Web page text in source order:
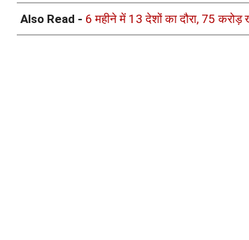
Also Read - 6 महीने में 13 देशों का दौरा, 75